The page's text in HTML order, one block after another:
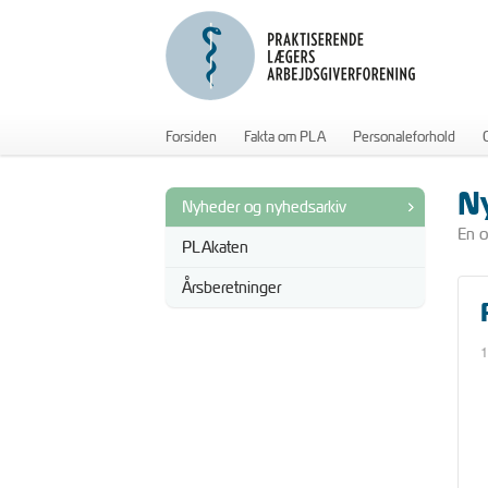
Forsiden Fakta om PLA Personaleforhold
Nyheder og nyhedsarkiv
PLAkaten
Årsberetninger
En